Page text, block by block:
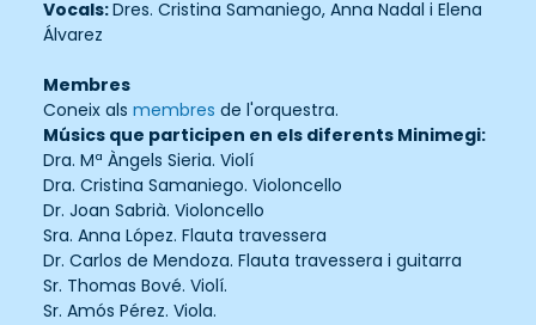
Vocals:Dres. Cristina Samaniego, Anna Nadal i Elena
Álvarez
Membres
Coneix als membres de l'orquestra.
Músics que participen en els diferents Minimegi:
Dra. Mª Àngels Sieria. Violí
Dra. Cristina Samaniego. Violoncello
Dr. Joan Sabrià. Violoncello
Sra. Anna López. Flauta travessera
Dr. Carlos de Mendoza. Flauta travessera i guitarra
Sr. Thomas Bové. Violí.
Sr. Amós Pérez. Viola.